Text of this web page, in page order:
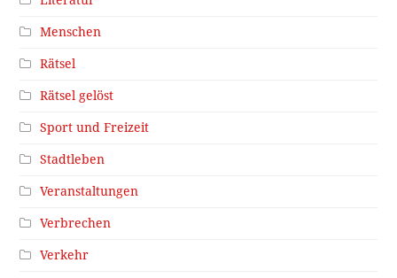
Menschen
Rätsel
Rätsel gelöst
Sport und Freizeit
Stadtleben
Veranstaltungen
Verbrechen
Verkehr